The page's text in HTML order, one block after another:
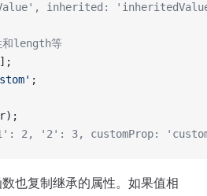
inherited:
和length等
];
;
2, '2': 3, customProp:
也复制继承的属性。如果值相